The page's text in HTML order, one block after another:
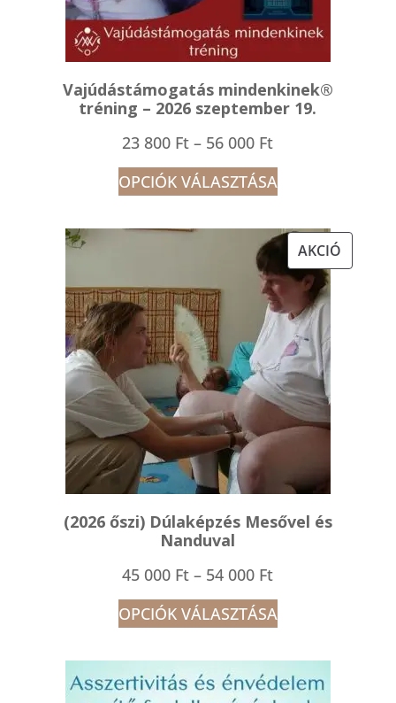
Vajúdástámogatás mindenkinek®
tréning – 2026 szeptember 19.
23 800 Ft – 56 000 FtÁrtartomány:
23
800 Ft
-
000 Ft
OPCIÓK VÁLASZTÁSA
AKCIÓ
(2026 őszi) Dúlaképzés Mesővel és
Nanduval
45 000 Ft – 54 000 FtÁrtartomány:
45
000 Ft
-
54
OPCIÓK VÁLASZTÁSA